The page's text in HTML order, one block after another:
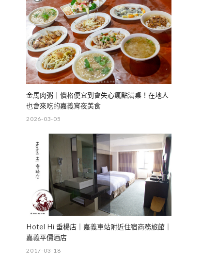
金馬肉粥｜價格便宜到會失心瘋點滿桌！在地人
也會來吃的嘉義宵夜美食
2026-03-05
Hotel Hi 垂楊店｜嘉義車站附近住宿商務旅館｜
嘉義平價酒店
2017-03-18